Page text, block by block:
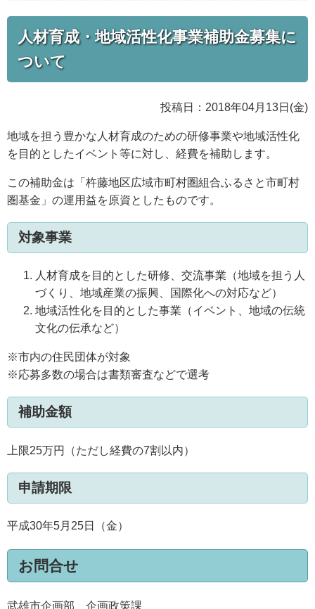
人材育成・地域活性化事業補助金募集に
ついて
投稿日：2018年04月13日(金)
地域を担う豊かな人材育成のための研修事業や地域活性化
を目的としたイベント等に対し、経費を補助します。
この補助金は「杵藤地区広域市町村圏組合ふるさと市町村
圏基金」の運用益を原資としたものです。
対象事業
人材育成を目的とした研修、交流事業（地域を担う人
づくり、地域産業の振興、国際化への対応など）
地域活性化を目的とした事業（イベント、地域の伝統
文化の伝承など）
※市内の住民団体が対象
※応募多数の場合は書類審査などで選考
補助金額
上限25万円（ただし経費の7割以内）
申請期限
平成30年5月25日（金）
お問合せ
武雄市企画部 企画政策課